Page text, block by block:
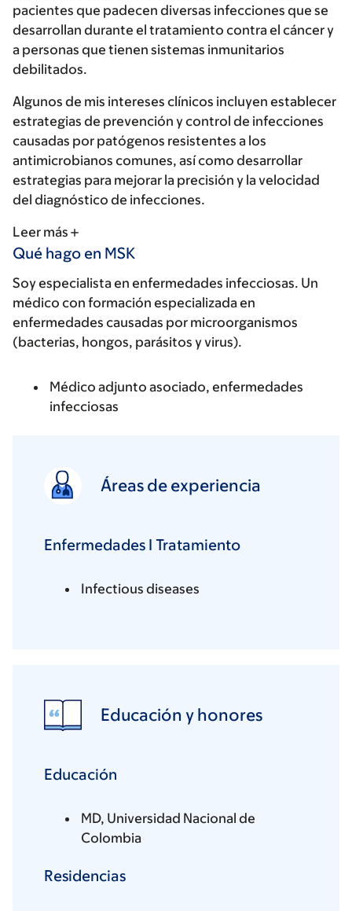
pacientes que padecen diversas infecciones que se
desarrollan durante el tratamiento contra el cáncer y
a personas que tienen sistemas inmunitarios
debilitados.
Algunos de mis intereses clínicos incluyen establecer
estrategias de prevención y control de infecciones
causadas por patógenos resistentes a los
antimicrobianos comunes, así como desarrollar
estrategias para mejorar la precisión y la velocidad
del diagnóstico de infecciones.
Leer más
Qué hago en MSK
Soy especialista en enfermedades infecciosas. Un
médico con formación especializada en
enfermedades causadas por microorganismos
(bacterias, hongos, parásitos y virus).
Médico adjunto asociado, enfermedades
infecciosas
Áreas de experiencia
Enfermedades I Tratamiento
Infectious diseases
Educación y honores
Educación
MD, Universidad Nacional de
Colombia
Residencias